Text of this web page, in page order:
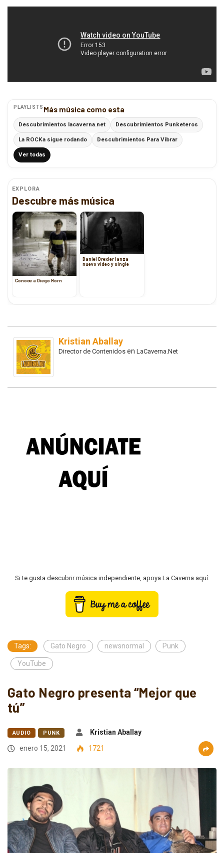
PLAYLISTS Más música como esta
Descubrimientos lacaverna.net Descubrimientos Punketeros
La ROCKa sigue rodando Descubrimientos Para Vibrar
Ver todas
EXPLORA
Descubre más música
Conoce a Diego Horn
Daniel Drexler lanza
nuevo video y single
Kristian Aballay
Director de Contenidos en LaCaverna.Net
Si te gusta descubrir música independiente, apoya La Caverna aquí:
Tags: Gato Negro newsnormal Punk
YouTube
Gato Negro presenta “Mejor que
tú”
AUDIO PUNK
Kristian Aballay
enero 15, 2021
1721